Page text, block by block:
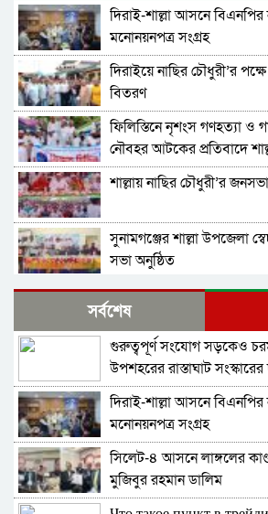
দিরাই-শাল্লা আসনে বিএনপির
মনোনয়নপত্র সংগ্রহ
দিরাইয়ে নাছির চৌধুরী’র
বিতরণ
ফিলিস্তিনে নৃশংস গণহত্যা ও
নৌবহর আটকের প্রতিবাদে
শাল্লায় নাছির চৌধুরী’র
সুনামগঞ্জের শাল্লা উপজেলা
সভা অনুষ্ঠিত
দিরাইয়ে মাওলানা মুশতাক
প্রতিবাদে বিক্ষোভ মিছিল ও
শাল্লায় স্বেচ্চায় রক্তদানের
মানবিক নেটওয়ার্ক
শাল্লায় বিএনপির
নাশকতার মামলায় বিএনপির
আসামি,বিএনপি সেক্রেটারী
নেতা ওই মামলার প্রধান সাক্ষী!
সর্বশেষ
গুরুত্বপূর্ণ সংযোগ সড়কেও
উপশহরের রাস্তাঘাট সংস্কারের
দিরাই-শাল্লা আসনে বিএনপির
মনোনয়নপত্র সংগ্রহ
সিলেট-৪ আসনে লাঙ্গলের
মুজিবুর রহমান ডালিম